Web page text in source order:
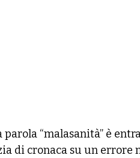
“malasanità” è
di cronaca su un errore